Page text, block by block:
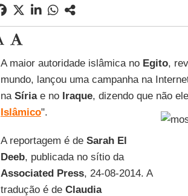
A maior autoridade islâmica no Egito,
mundo, lançou uma campanha na
na Síriae no Iraque, dizendo que não
Islâmico".
A reportagem é de Sarah El
Deeb, publicada no sítio da
Associated Press, 24-08-2014. A
tradução é de Claudia